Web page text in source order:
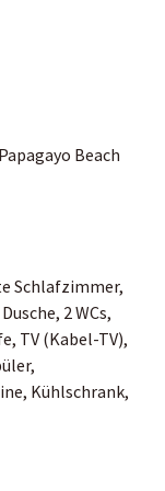
Beach
Schlafzimmer,
2 WCs,
TV (Kabel-TV),
Kühlschrank,